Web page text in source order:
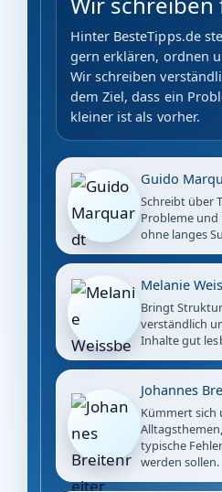
Hinter BesteTipps.de
gern erklären, ordnen
Wir schreiben
dem Ziel, dass ein
kleiner ist als vorher.
Guido
Schreibt über
Probleme
ohne langes
Melanie
Bringt
verständlich
Inhalte gut
Johannes
Kümmert sich
typische
werden sollen.